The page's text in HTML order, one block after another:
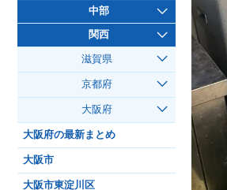
中部
関西
滋賀県
京都府
大阪府
大阪府の最新まとめ
大阪市
大阪市東淀川区